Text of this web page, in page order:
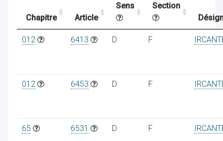
Chapitre Article
Sens
Section
012 6413 D F
012 6453 D F
65 6531 D F